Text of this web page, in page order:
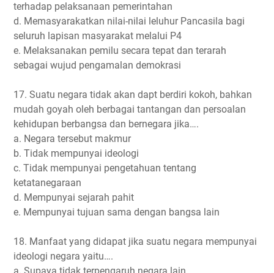
terhadap pelaksanaan pemerintahan
d. Memasyarakatkan nilai-nilai leluhur Pancasila bagi
seluruh lapisan masyarakat melalui P4
e. Melaksanakan pemilu secara tepat dan terarah
sebagai wujud pengamalan demokrasi
17. Suatu negara tidak akan dapt berdiri kokoh, bahkan
mudah goyah oleh berbagai tantangan dan persoalan
kehidupan berbangsa dan bernegara jika….
a. Negara tersebut makmur
b. Tidak mempunyai ideologi
c. Tidak mempunyai pengetahuan tentang
ketatanegaraan
d. Mempunyai sejarah pahit
e. Mempunyai tujuan sama dengan bangsa lain
18. Manfaat yang didapat jika suatu negara mempunyai
ideologi negara yaitu….